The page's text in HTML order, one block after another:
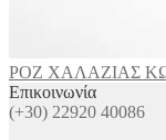
ΡΟΖ ΧΑΛΑΖΙΑΣ
Επικοινωνία
(+30) 22920 40086